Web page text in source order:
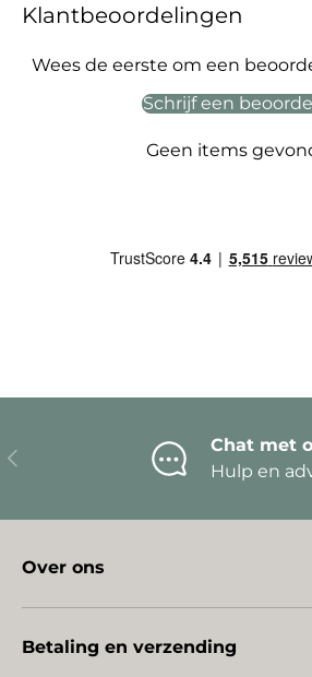
Klantbeoordelingen
Wees de eerste om een
Schrijf een
Geen items
Vorige
Chat met
Hulp en
Over ons
Betaling en verzending